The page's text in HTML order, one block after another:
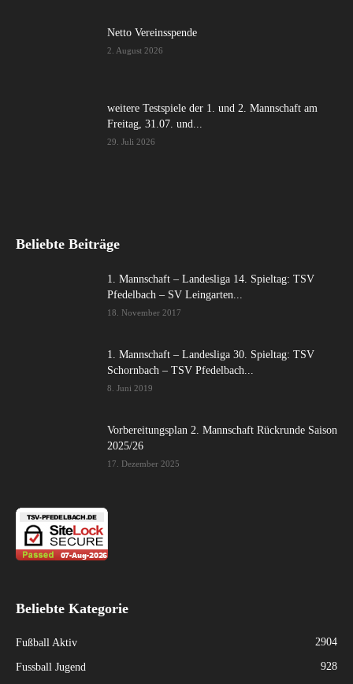
Netto Vereinsspende
2. August 2026
weitere Testspiele der 1. und 2. Mannschaft am
Freitag, 31.07. und...
29. Juli 2026
Beliebte Beiträge
1. Mannschaft – Landesliga 14. Spieltag: TSV
Pfedelbach – SV Leingarten...
18. November 2017
1. Mannschaft – Landesliga 30. Spieltag: TSV
Schornbach – TSV Pfedelbach...
8. Juni 2019
Vorbereitungsplan 2. Mannschaft Rückrunde Saison
2025/26
17. Dezember 2025
Beliebte Kategorie
Fußball Aktiv 2904
Fussball Jugend 928